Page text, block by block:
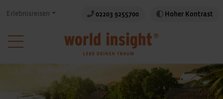
Erlebnisreisen 02203 9255700 Hoher Kontrast